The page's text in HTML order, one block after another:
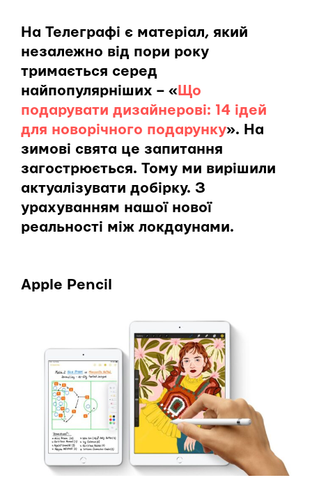
На Телеграфі є матеріал, який
незалежно від пори року
тримається серед
найпопулярніших – «Що
подарувати дизайнерові: 14 ідей
для новорічного подарунку». На
зимові свята це запитання
загострюється. Тому ми вирішили
актуалізувати добірку. З
урахуванням нашої нової
реальності між локдаунами.
Apple Pencil